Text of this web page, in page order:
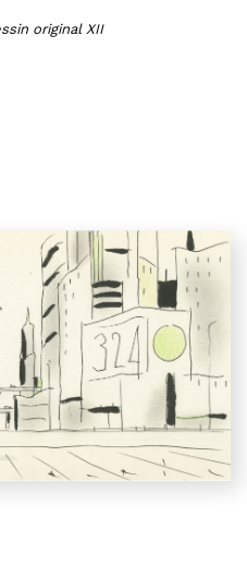
original XII